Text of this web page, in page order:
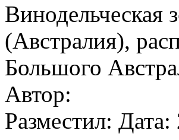
Винодельческая
(Австралия),
Большого
Автор:
Разместил: